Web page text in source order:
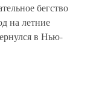
бегство
на летние
в Нью-